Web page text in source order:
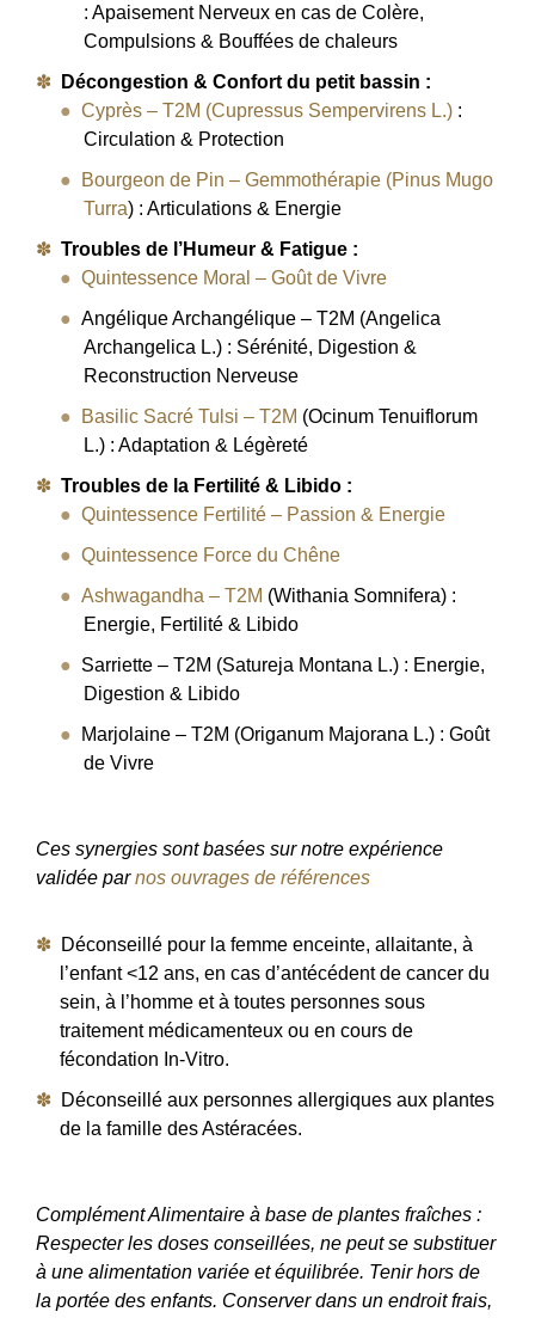
: Apaisement Nerveux en cas de Colère,
Compulsions & Bouffées de chaleurs
Décongestion & Confort du petit bassin :
Cyprès – T2M (Cupressus Sempervirens L.) :
Circulation & Protection
Bourgeon de Pin – Gemmothérapie (Pinus Mugo
Turra) : Articulations & Energie
Troubles de l’Humeur & Fatigue :
Quintessence Moral – Goût de Vivre
Angélique Archangélique – T2M (Angelica
Archangelica L.) : Sérénité, Digestion &
Reconstruction Nerveuse
Basilic Sacré Tulsi – T2M (Ocinum Tenuiflorum
L.) : Adaptation & Légèreté
Troubles de la Fertilité & Libido :
Quintessence Fertilité – Passion & Energie
Quintessence Force du Chêne
Ashwagandha – T2M (Withania Somnifera) :
Energie, Fertilité & Libido
Sarriette – T2M (Satureja Montana L.) : Energie,
Digestion & Libido
Marjolaine – T2M (Origanum Majorana L.) : Goût
de Vivre
Ces synergies sont basées sur notre expérience
validée parnos ouvrages de références
Déconseillé pour la femme enceinte, allaitante, à
l’enfant <12 ans, en cas d’antécédent de cancer du
sein, à l’homme et à toutes personnes sous
traitement médicamenteux ou en cours de
fécondation In-Vitro.
Déconseillé aux personnes allergiques aux plantes
de la famille des Astéracées.
Complément Alimentaire à base de plantes fraîches :
Respecter les doses conseillées, ne peut se substituer
à une alimentation variée et équilibrée. Tenir hors de
la portée des enfants. Conserver dans un endroit frais,